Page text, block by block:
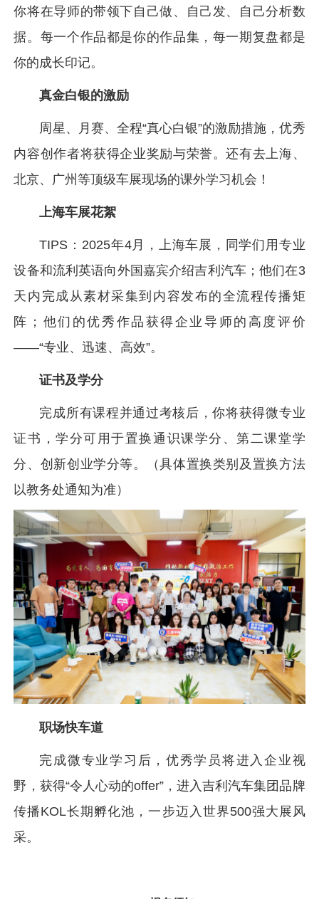
你将在导师的带领下自己做、自己发、自己分析数
据。每一个作品都是你的作品集，每一期复盘都是
你的成长印记。
真金白银的激励
周星、月赛、全程“真心白银”的激励措施，优秀
内容创作者将获得企业奖励与荣誉。还有去上海、
北京、广州等顶级车展现场的课外学习机会！
上海车展花絮
TIPS：2025年4月，上海车展，同学们用专业
设备和流利英语向外国嘉宾介绍吉利汽车；他们在3
天内完成从素材采集到内容发布的全流程传播矩
阵；他们的优秀作品获得企业导师的高度评价
——“专业、迅速、高效”。
证书及学分
完成所有课程并通过考核后，你将获得微专业
证书，学分可用于置换通识课学分、第二课堂学
分、创新创业学分等。（具体置换类别及置换方法
以教务处通知为准）
职场快车道
完成微专业学习后，优秀学员将进入企业视
野，获得“令人心动的offer”，进入吉利汽车集团品牌
传播KOL长期孵化池，一步迈入世界500强大展风
采。